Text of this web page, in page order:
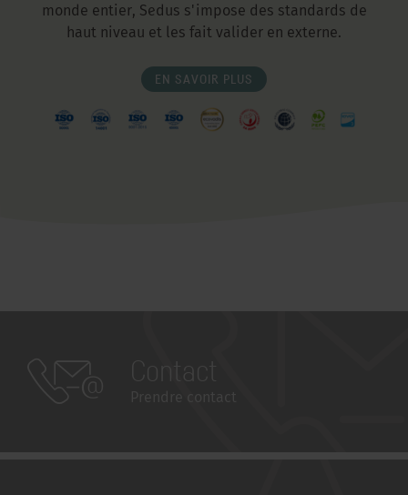
monde entier, Sedus s'impose des standards de
haut niveau et les fait valider en externe.
EN SAVOIR PLUS